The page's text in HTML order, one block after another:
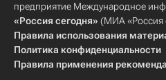
предприятие Международное
«Россия сегодня» (МИА «Россия
Правила использования
Политика конфиденциальности
Правила применения